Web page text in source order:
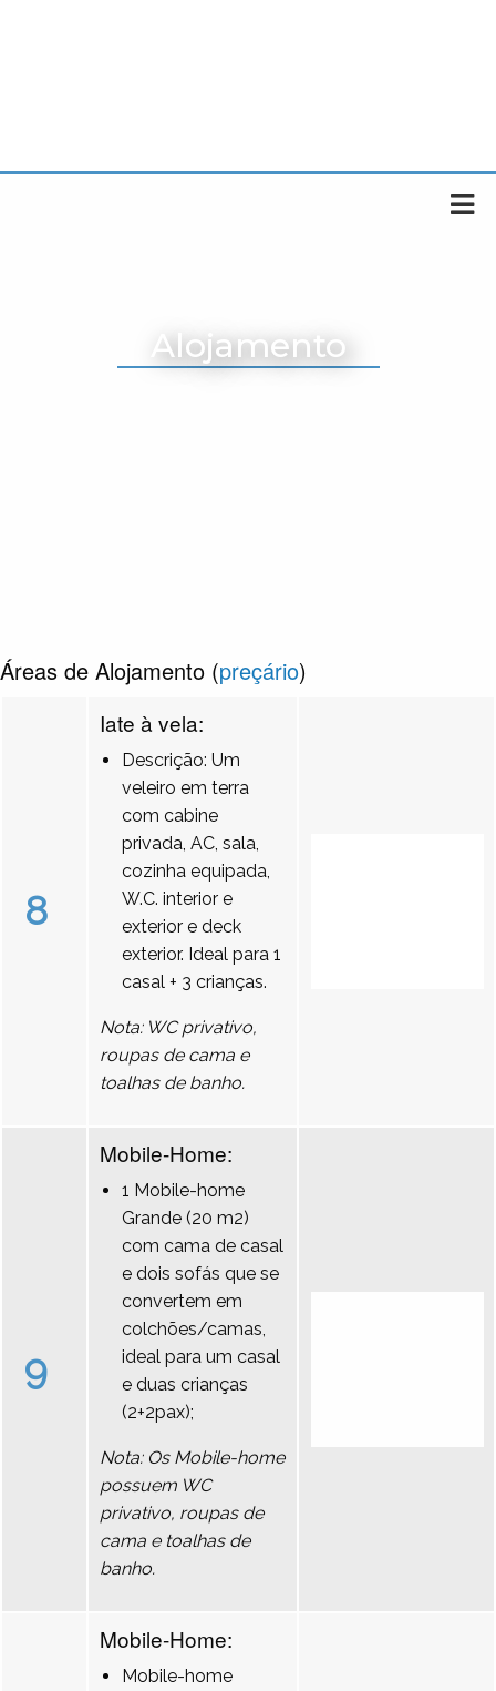
Alojamento
Áreas de Alojamento (preçário)
8
Iate à vela:
Descrição: Um
veleiro em terra
com cabine
privada, AC, sala,
cozinha equipada,
W.C. interior e
exterior e deck
exterior. Ideal para 1
casal + 3 crianças.
Nota: WC privativo,
roupas de cama e
toalhas de banho.
9
Mobile-Home:
1 Mobile-home
Grande (20 m2)
com cama de casal
e dois sofás que se
convertem em
colchões/camas,
ideal para um casal
e duas crianças
(2+2pax);
Nota: Os Mobile-home
possuem WC
privativo, roupas de
cama e toalhas de
banho.
Mobile-Home:
Mobile-home